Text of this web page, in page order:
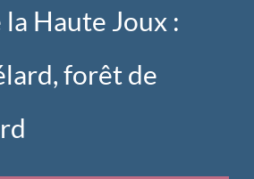
Haute Joux :
forêt de